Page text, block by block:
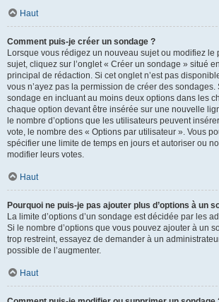
Haut
Comment puis-je créer un sondage ?
Lorsque vous rédigez un nouveau sujet ou modifiez le
sujet, cliquez sur l’onglet « Créer un sondage » situé
principal de rédaction. Si cet onglet n’est pas
vous n’ayez pas la permission de créer des sondages.
sondage en incluant au moins deux options dans les
chaque option devant être insérée sur une nouvelle
le nombre d’options que les utilisateurs peuvent
vote, le nombre des « Options par utilisateur ». Vous
spécifier une limite de temps en jours et autoriser ou
modifier leurs votes.
Haut
Pourquoi ne puis-je pas ajouter plus d’options à un
La limite d’options d’un sondage est décidée par les
Si le nombre d’options que vous pouvez ajouter à un
trop restreint, essayez de demander à un
possible de l’augmenter.
Haut